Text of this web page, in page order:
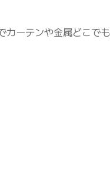
ーテンや金属どこで